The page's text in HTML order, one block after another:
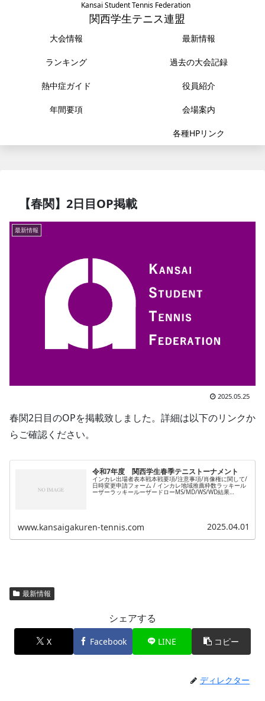
Kansai Student Tennis Federation
関西学生テニス連盟
大会情報 最新情報
ランキング 過去の大会記録
熱中症ガイド 役員紹介
年間要項 会場案内
各種HPリンク
【春関】2日目OP掲載
最新情報
2025.05.25
春関2日目のOPを掲載致しました。詳細は以下のリンクか
らご確認ください。
令和7年度 関西学生春季テニストーナメント
インカレ出場者表本戦本戦要項/注意事項/肖像権に関して/
日時変更申請フォーム / インカレ地域推薦枠数ラッキール
ーザーラッキールーザードローMS/MD/WS/WD結果
www.kansaigakuren-tennis.com 2025.04.01
最新情報
シェアする
X Facebook LINE コピー
ディレクター